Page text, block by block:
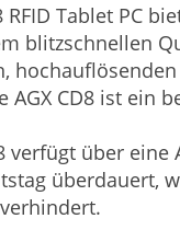
RFID Tablet PC
blitzschnellen
AGX CD8 ist ein
verfügt über
überdauert,